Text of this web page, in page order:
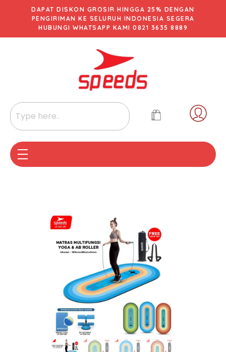
DAPAT DISKON GROSIR HINGGA 25% DENGAN
PENGIRIMAN KE SELURUH INDONESIA SEGERA
HUBUNGI WHATSAPP KAMI 0821 3635 8889